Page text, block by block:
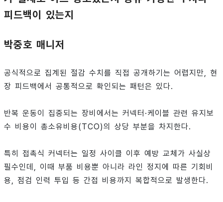
피드백이 있는지
박중호 매니저
공식적으로 집계된 절감 수치를 직접 공개하기는 어렵지만, 현
장 피드백에서 공통적으로 확인되는 패턴은 있다.
반복 운동이 집중되는 장비에서는 커넥터·케이블 관련 유지보
수 비용이 총소유비용(TCO)의 상당 부분을 차지한다.
특히 접촉식 커넥터는 일정 사이클 이후 예방 교체가 사실상
필수인데, 이때 부품 비용뿐 아니라 라인 정지에 따른 기회비
용, 점검 인력 투입 등 간접 비용까지 복합적으로 발생한다.